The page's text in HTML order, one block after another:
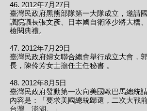
46. 2012年7月27日
臺灣民政府黑熊部隊第一大隊成立，邀請
議院議長張文彥、日本國自衛隊少將大橋
檢閱典禮。
47. 2012年7月29日
臺灣民政府婦女聯合總會舉行成立大會，
長，陳伶芳女士擔任主任秘書 。
48. 2012年8月5日
臺灣民政府發動第一次向美國歐巴馬總統
內容是：「要求美國總統歸還，二次大戰
台灣、澎湖。」